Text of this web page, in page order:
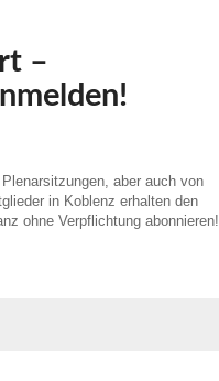
–
aber auch von
in Koblenz erhalten den
ohne Verpflichtung abonnieren!